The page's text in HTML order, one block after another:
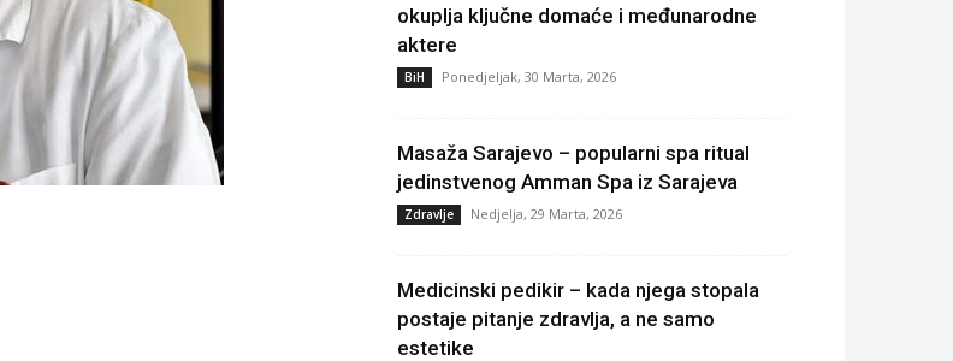
okuplja ključne domaće i međunarodne
aktere
BiH Ponedjeljak, 30 Marta, 2026
Masaža Sarajevo – popularni spa ritual
jedinstvenog Amman Spa iz Sarajeva
Zdravlje Nedjelja, 29 Marta, 2026
Medicinski pedikir – kada njega stopala
postaje pitanje zdravlja, a ne samo
estetike